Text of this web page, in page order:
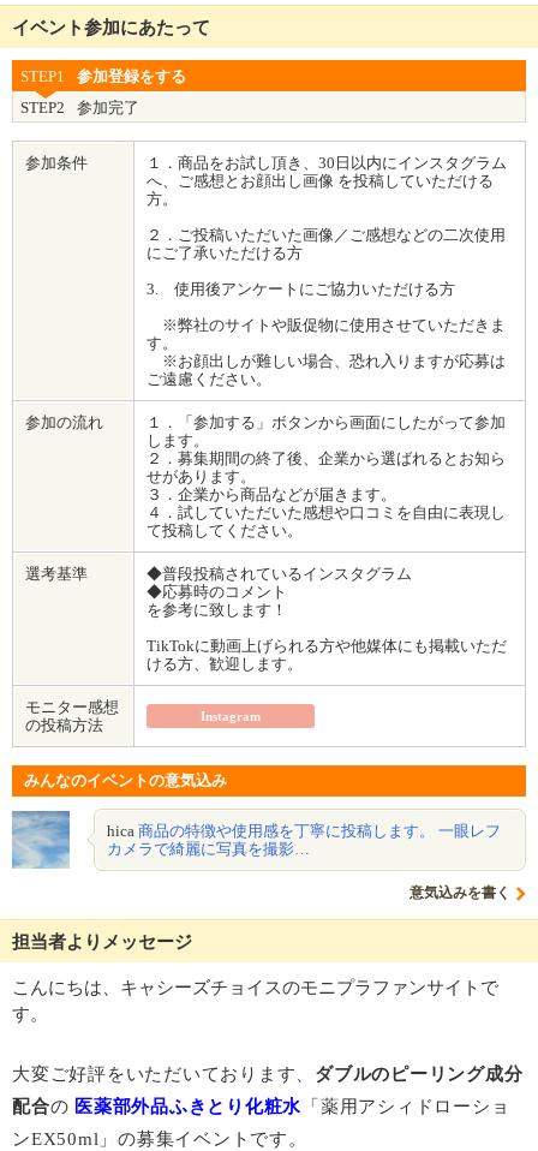
イベント参加にあたって
STEP1
参加登録をする
STEP2
参加完了
参加条件
１．商品をお試し頂き、30日以内にインスタグラム
へ、ご感想とお顔出し画像 を投稿していただける
方。
２．ご投稿いただいた画像／ご感想などの二次使用
にご了承いただける方
3. 使用後アンケートにご協力いただける方
※弊社のサイトや販促物に使用させていただきま
す。
※お顔出しが難しい場合、恐れ入りますが応募は
ご遠慮ください。
参加の流れ
１．「参加する」ボタンから画面にしたがって参加
します。
２．募集期間の終了後、企業から選ばれるとお知ら
せがあります。
３．企業から商品などが届きます。
４．試していただいた感想や口コミを自由に表現し
て投稿してください。
選考基準
◆普段投稿されているインスタグラム
◆応募時のコメント
を参考に致します！
TikTokに動画上げられる方や他媒体にも掲載いただ
ける方、歓迎します。
モニター感想
の投稿方法
Instagram
みんなのイベントの意気込み
hica 商品の特徴や使用感を丁寧に投稿します。 一眼レフ
カメラで綺麗に写真を撮影…
意気込みを書く
担当者よりメッセージ
こんにちは、キャシーズチョイスのモニプラファンサイトで
す。
大変ご好評をいただいております、 ダブルのピーリング成分
配合の 医薬部外品ふきとり化粧水 「薬用アシィドローショ
ンEX50ml」の募集イベントです。